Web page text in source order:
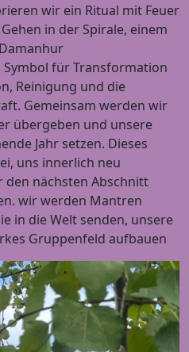
wir ein Ritual mit Feuer
in der Spirale, einem
Symbol für Transformation
Reinigung und die
Gemeinsam werden wir
übergeben und unsere
Jahr setzen. Dieses
uns innerlich neu
nächsten Abschnitt
wir werden Mantren
in die Welt senden, unsere
Gruppenfeld aufbauen